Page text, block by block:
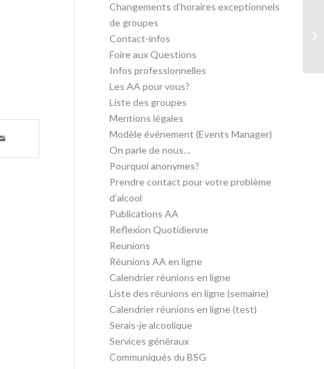
Changements d’horaires exceptionnels
de groupes
Contact-infos
Foire aux Questions
Infos professionnelles
Les AA pour vous?
Liste des groupes
Mentions légales
Modèle événement (Events Manager)
On parle de nous…
Pourquoi anonymes?
Prendre contact pour votre problème
d’alcool
Publications AA
Reflexion Quotidienne
Reunions
Réunions AA en ligne
Calendrier réunions en ligne
Liste des réunions en ligne (semaine)
Calendrier réunions en ligne (test)
Serais-je alcoolique
Services généraux
Communiqués du BSG